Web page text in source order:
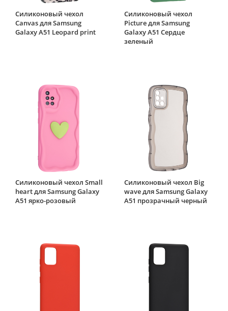
Силиконовый чехол
Canvas для Samsung
Galaxy A51 Leopard print
Силиконовый чехол
Picture для Samsung
Galaxy A51 Сердце
зеленый
Силиконовый чехол Small
heart для Samsung Galaxy
A51 ярко-розовый
Силиконовый чехол Big
wave для Samsung Galaxy
A51 прозрачный черный